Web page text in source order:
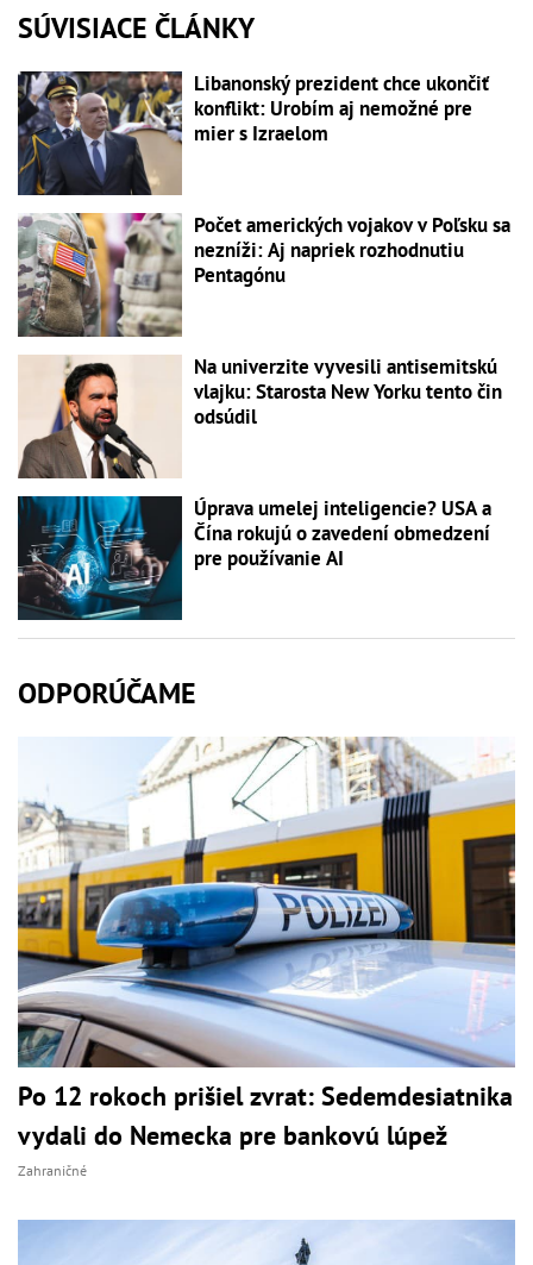
SÚVISIACE ČLÁNKY
Libanonský prezident chce ukončiť
konflikt: Urobím aj nemožné pre
mier s Izraelom
Počet amerických vojakov v Poľsku sa
nezníži: Aj napriek rozhodnutiu
Pentagónu
Na univerzite vyvesili antisemitskú
vlajku: Starosta New Yorku tento čin
odsúdil
Úprava umelej inteligencie? USA a
Čína rokujú o zavedení obmedzení
pre používanie AI
ODPORÚČAME
Po 12 rokoch prišiel zvrat: Sedemdesiatnika
vydali do Nemecka pre bankovú lúpež
Zahraničné